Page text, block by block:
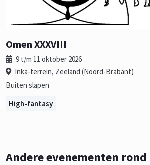
Omen XXXVIII
9 t/m 11 oktober 2026
Inka-terrein, Zeeland (Noord-Brabant)
Buiten slapen
High-fantasy
Andere evenementen rond